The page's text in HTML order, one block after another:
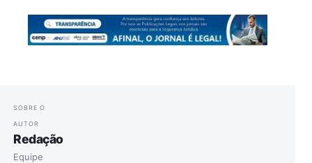
SOBRE O
AUTOR
Redação
Equipe